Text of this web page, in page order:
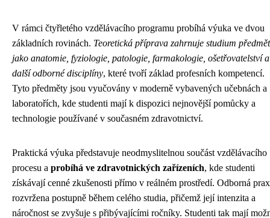
V rámci čtyřletého vzdělávacího programu probíhá výuka ve dvou
základních rovinách. Teoretická příprava zahrnuje studium
jako anatomie, fyziologie, patologie, farmakologie, ošetřovatelství a
další odborné disciplíny, které tvoří základ profesních kompetencí.
Tyto předměty jsou vyučovány v moderně vybavených učebnách a
laboratořích, kde studenti mají k dispozici nejnovější pomůcky a
technologie používané v současném zdravotnictví.
Praktická výuka představuje neodmyslitelnou součást vzdělávacího
procesu a probíhá ve zdravotnických zařízeních, kde studenti
získávají cenné zkušenosti přímo v reálném prostředí. Odborná
rozvržena postupně během celého studia, přičemž její intenzita a
náročnost se zvyšuje s přibývajícími ročníky. Studenti tak mají